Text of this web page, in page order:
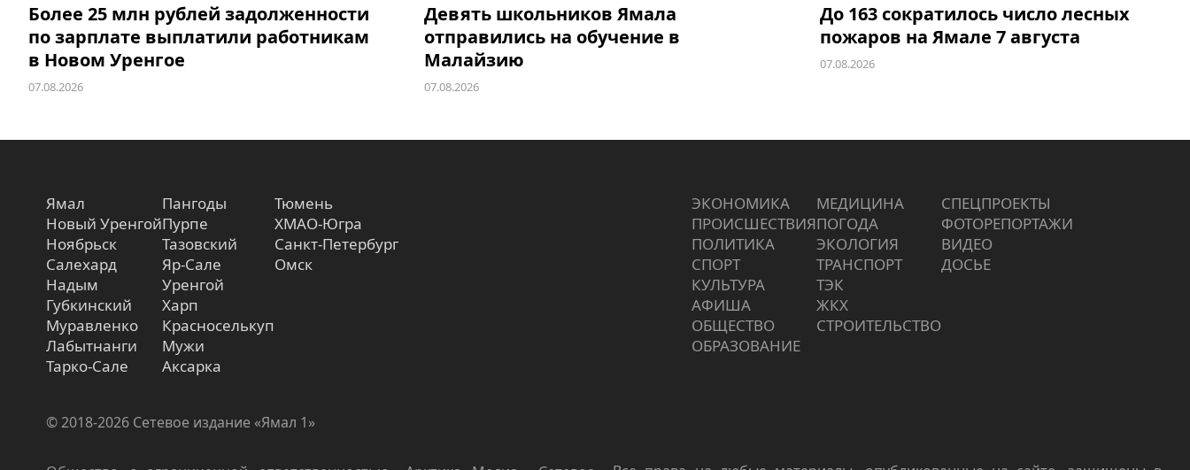
Более 25 млн рублей задолженности
по зарплате выплатили работникам
в Новом Уренгое
07.08.2026
Девять школьников Ямала
отправились на обучение в
Малайзию
07.08.2026
До 163 сократилось число лесных
пожаров на Ямале 7 августа
07.08.2026
Ямал
Новый Уренгой
Ноябрьск
Салехард
Надым
Губкинский
Муравленко
Лабытнанги
Тарко-Сале
Пангоды
Пурпе
Тазовский
Яр-Сале
Уренгой
Харп
Красноселькуп
Мужи
Аксарка
Тюмень
ХМАО-Югра
Санкт-Петербург
Омск
ЭКОНОМИКА
ПРОИCШЕСТВИЯ
ПОЛИТИКА
СПОРТ
КУЛЬТУРА
АФИША
ОБЩЕСТВО
ОБРАЗОВАНИЕ
МЕДИЦИНА
ПОГОДА
ЭКОЛОГИЯ
ТРАНСПОРТ
ТЭК
ЖКХ
СТРОИТЕЛЬСТВО
СПЕЦПРОЕКТЫ
ФОТОРЕПОРТАЖИ
ВИДЕО
ДОСЬЕ
© 2018-2026 Сетевое издание «Ямал 1»